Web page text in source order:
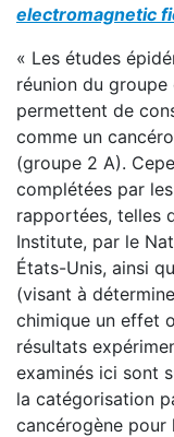
electromagnetic
« Les études
réunion du groupe
permettent de
comme un
(groupe 2 A).
complétées par
rapportées, telles
Institute, par le
États-Unis, ainsi
(visant à
chimique un effet
résultats
examinés ici sont
la catégorisation
cancérogène pour